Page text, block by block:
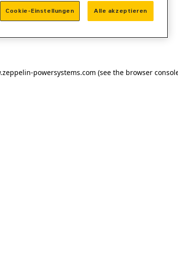
powersystems.com (see the browser
Alle akzeptieren
Cookie-Einstellungen